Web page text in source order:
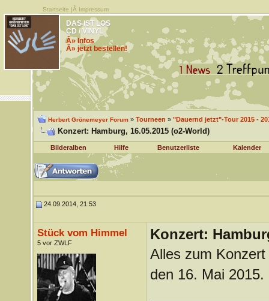
Startseite |Â Impressum
DAS IST LOS
CD / VINYL
Â» Infos
Â» jetzt bestellen!
Herbert Grönemeyer Forum» Tourneen » "Dauernd jetzt"-Tour 2015 -
Konzert: Hamburg, 16.05.2015 (o2-World)
Bilderalben Hilfe Benutzerliste Kalender
24.09.2014, 21:53
Stück vom Himmel
5 vor ZWLF
Konzert:
Alles zum
den 16. Mai 2015.